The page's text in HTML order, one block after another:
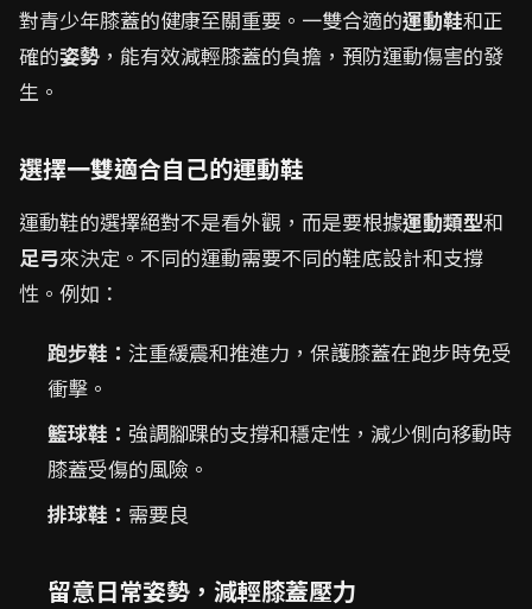
對青少年膝蓋的健康至關重要。一雙合適的運動鞋和正
確的姿勢 ，能有效減輕膝蓋的負擔，預防運動傷害的發
生。
選擇一雙適合自己的運動鞋
運動鞋的選擇絕對不是看外觀，而是要根據運動類型和
足弓來決定。不同的運動需要不同的鞋底設計和支撐
性。例如：
跑步鞋： 注重緩震和推進力，保護膝蓋在跑步時免受
衝擊。
籃球鞋： 強調腳踝的支撐和穩定性，減少側向移動時
膝蓋受傷的風險。
排球鞋： 需要良
留意日常姿勢，減輕膝蓋壓力